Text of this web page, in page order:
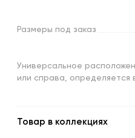
Размеры под заказ
Универсальное
или справа, определяется
Товар в коллекциях